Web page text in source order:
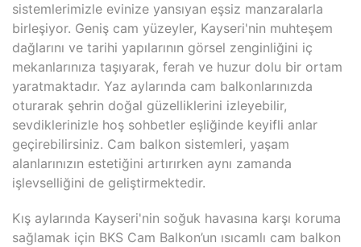
sistemlerimizle evinize yansıyan eşsiz manzaralarla
birleşiyor. Geniş cam yüzeyler, Kayseri'nin muhteşem
dağlarını ve tarihi yapılarının görsel zenginliğini iç
mekanlarınıza taşıyarak, ferah ve huzur dolu bir ortam
yaratmaktadır. Yaz aylarında cam balkonlarınızda
oturarak şehrin doğal güzelliklerini izleyebilir,
sevdiklerinizle hoş sohbetler eşliğinde keyifli anlar
geçirebilirsiniz. Cam balkon sistemleri, yaşam
alanlarınızın estetiğini artırırken aynı zamanda
işlevselliğini de geliştirmektedir.
Kış aylarında Kayseri'nin soğuk havasına karşı koruma
sağlamak için BKS Cam Balkon’un ısıcamlı cam balkon